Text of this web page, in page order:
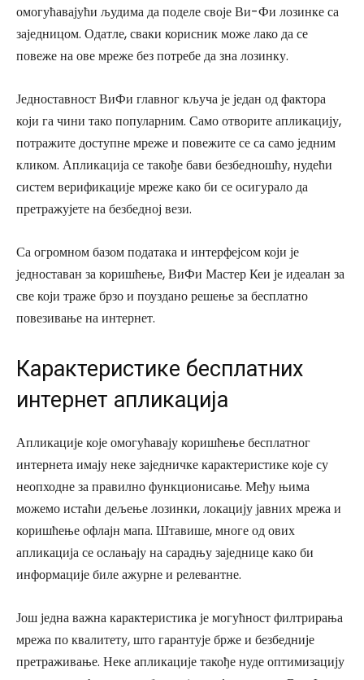
омогућавајући људима да поделе своје Ви-Фи лозинке са
заједницом. Одатле, сваки корисник може лако да се
повеже на ове мреже без потребе да зна лозинку.
Једноставност ВиФи главног кључа је један од фактора
који га чини тако популарним. Само отворите апликацију,
потражите доступне мреже и повежите се са само једним
кликом. Апликација се такође бави безбедношћу, нудећи
систем верификације мреже како би се осигурало да
претражујете на безбедној вези.
Са огромном базом података и интерфејсом који је
једноставан за коришћење, ВиФи Мастер Кеи је идеалан за
све који траже брзо и поуздано решење за бесплатно
повезивање на интернет.
Карактеристике бесплатних
интернет апликација
Апликације које омогућавају коришћење бесплатног
интернета имају неке заједничке карактеристике које су
неопходне за правилно функционисање. Међу њима
можемо истаћи дељење лозинки, локацију јавних мрежа и
коришћење офлајн мапа. Штавише, многе од ових
апликација се ослањају на сарадњу заједнице како би
информације биле ажурне и релевантне.
Још једна важна карактеристика је могућност филтрирања
мрежа по квалитету, што гарантује брже и безбедније
претраживање. Неке апликације такође нуде оптимизацију